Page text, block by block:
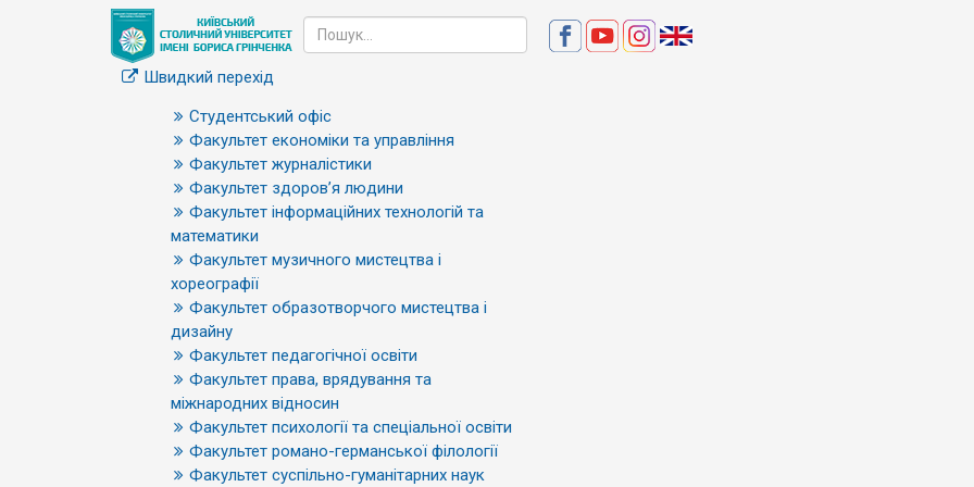
Швидкий перехід
Студентський офіс
Факультет економіки та управління
Факультет журналістики
Факультет здоров’я людини
Факультет інформаційних технологій та
математики
Факультет музичного мистецтва і
хореографії
Факультет образотворчого мистецтва і
дизайну
Факультет педагогічної освіти
Факультет права, врядування та
міжнародних відносин
Факультет психології та спеціальної освіти
Факультет романо-германської філології
Факультет суспільно-гуманітарних наук